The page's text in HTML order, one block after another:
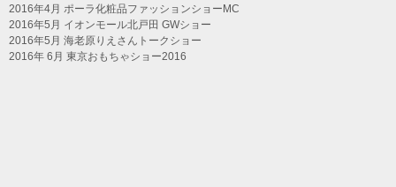
2016年4月 ポーラ化粧品ファッションショーMC
2016年5月 イオンモール北戸田 GWショー
2016年5月 海老原りえさんトークショー
2016年 6月 東京おもちゃショー2016